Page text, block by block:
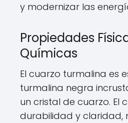
y modernizar las
Propiedades
Químicas
El cuarzo turmalina es
turmalina negra
un cristal de cuarzo. El
durabilidad y claridad,